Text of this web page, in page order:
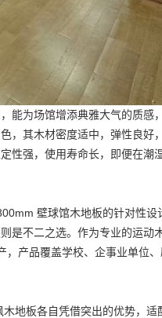
能为场馆增添典雅大气的质感
，其木材密度适中，弹性良好
性强，使用寿命长，即便在潮
壁球馆木地板的针对性设
则是不二之选。作为专业的运动
，产品覆盖学校、企事业单位
木地板各自凭借突出的优势，适